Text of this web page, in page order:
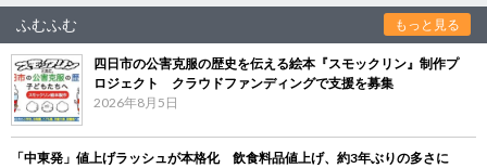
ふむふむ もっと見る
四日市の公害克服の歴史を伝える絵本『スモックリン』制作プ
ロジェクト クラウドファンディングで支援を募集
2026年8月5日
「中東発」値上げラッシュが本格化 飲食料品値上げ、約3年ぶりの多さに